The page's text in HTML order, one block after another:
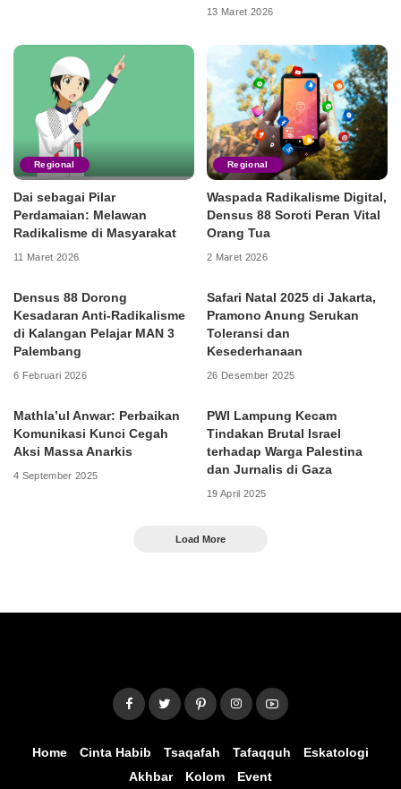
13 Maret 2026
Regional
Dai sebagai Pilar
Perdamaian: Melawan
Radikalisme di Masyarakat
11 Maret 2026
Regional
Waspada Radikalisme Digital,
Densus 88 Soroti Peran Vital
Orang Tua
2 Maret 2026
Densus 88 Dorong
Kesadaran Anti-Radikalisme
di Kalangan Pelajar MAN 3
Palembang
6 Februari 2026
Safari Natal 2025 di Jakarta,
Pramono Anung Serukan
Toleransi dan
Kesederhanaan
26 Desember 2025
Mathla’ul Anwar: Perbaikan
Komunikasi Kunci Cegah
Aksi Massa Anarkis
4 September 2025
PWI Lampung Kecam
Tindakan Brutal Israel
terhadap Warga Palestina
dan Jurnalis di Gaza
19 April 2025
Load More
Home Cinta Habib Tsaqafah Tafaqquh
Eskatologi
Akhbar
Kolom Event